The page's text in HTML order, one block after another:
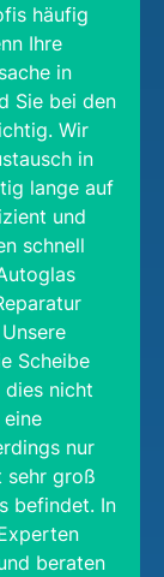
häufig
Ihre
in
Sie bei den
Wir
in
lange auf
und
schnell
Scheibe
nicht
nur
sehr groß
befindet. In
beraten